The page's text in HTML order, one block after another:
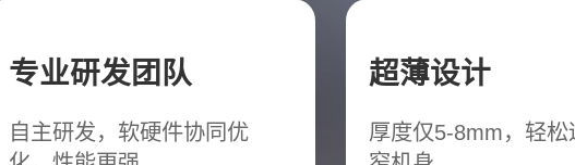
专业研发团队
自主研发，软硬件协同优
超薄设计
厚度仅5-8mm，轻松